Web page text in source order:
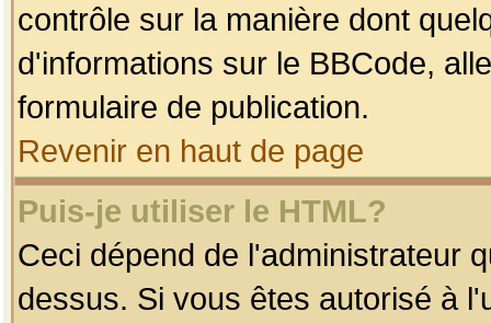
contrôle sur la manière dont
d'informations sur le BBCode,
formulaire de publication.
Revenir en haut de page
Puis-je utiliser le HTML?
Ceci dépend de l'administrateur
dessus. Si vous êtes autorisé à